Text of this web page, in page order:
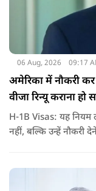
06 Aug, 2026 09:17
अमेरिका में नौकरी
वीजा रिन्यू कराना हो
H-1B Visas: यह नियम
नहीं, बल्कि उन्हें नौकरी
वीजा का समय-समय पर